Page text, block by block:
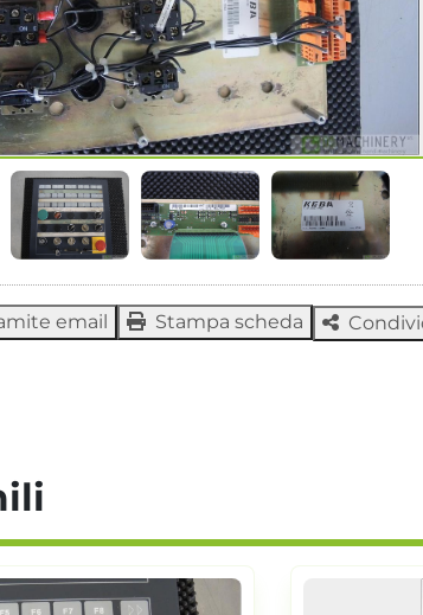
email Stampa scheda